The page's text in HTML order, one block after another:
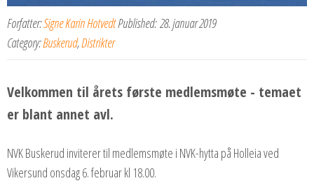
Forfatter:Signe Karin HotvedtPublished: 28. januar 2019
Category:Buskerud,Distrikter
Velkommen til årets første medlemsmøte - temaet
er blant annet avl.
NVK Buskerud inviterer til medlemsmøte i NVK-hytta på Holleia ved
Vikersund onsdag 6. februar kl 18.00.